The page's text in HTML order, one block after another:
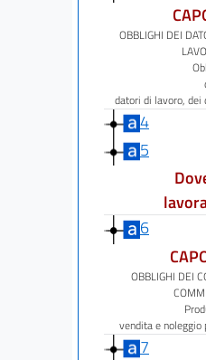
OBBLIGHI DEI
datori di lavoro, dei
4
5
6
OBBLIGHI DEI
vendita e
7